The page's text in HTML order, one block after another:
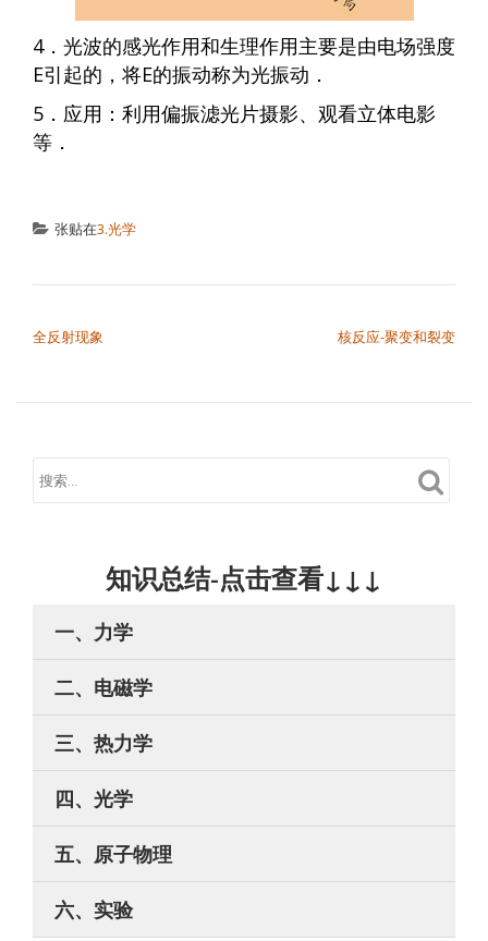
4．光波的感光作用和生理作用主要是由电场强度
E引起的，将E的振动称为光振动．
5．应用：利用偏振滤光片摄影、观看立体电影
等．
张贴在3.光学
全反射现象 核反应-聚变和裂变
知识总结-点击查看↓↓↓
一、力学
二、电磁学
三、热力学
四、光学
五、原子物理
六、实验